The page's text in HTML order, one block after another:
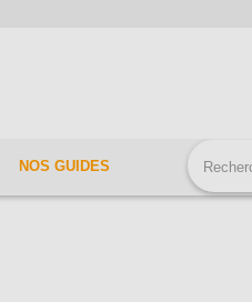
NOS GUIDES